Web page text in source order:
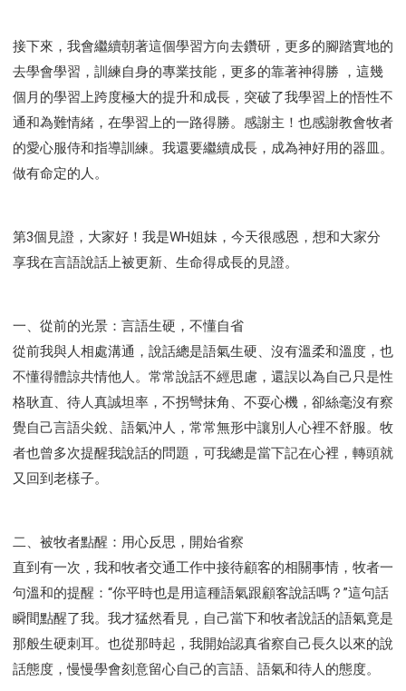
接下來，我會繼續朝著這個學習方向去鑽研，更多的腳踏實地的
去學會學習，訓練自身的專業技能，更多的靠著神得勝 ，這幾
個月的學習上跨度極大的提升和成長，突破了我學習上的悟性不
通和為難情緒，在學習上的一路得勝。感謝主！也感謝教會牧者
的愛心服侍和指導訓練。我還要繼續成長，成為神好用的器皿。
做有命定的人。
第3個見證，大家好！我是WH姐妹，今天很感恩，想和大家分
享我在言語說話上被更新、生命得成長的見證。
一、從前的光景：言語生硬，不懂自省
從前我與人相處溝通，說話總是語氣生硬、沒有溫柔和溫度，也
不懂得體諒共情他人。常常說話不經思慮，還誤以為自己只是性
格耿直、待人真誠坦率，不拐彎抹角、不耍心機，卻絲毫沒有察
覺自己言語尖銳、語氣沖人，常常無形中讓別人心裡不舒服。牧
者也曾多次提醒我說話的問題，可我總是當下記在心裡，轉頭就
又回到老樣子。
二、被牧者點醒：用心反思，開始省察
直到有一次，我和牧者交通工作中接待顧客的相關事情，牧者一
句溫和的提醒：“你平時也是用這種語氣跟顧客說話嗎？”這句話
瞬間點醒了我。我才猛然看見，自己當下和牧者說話的語氣竟是
那般生硬刺耳。也從那時起，我開始認真省察自己長久以來的說
話態度，慢慢學會刻意留心自己的言語、語氣和待人的態度。